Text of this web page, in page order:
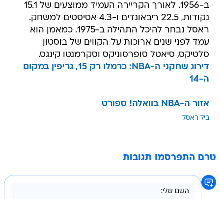
ב-1956. לאורך הקריירה העמיד ממוצעים של 15.1
נקודות, 22.5 ריבאונדים ו-4.3 אסיסטים למשחק.
ראסל נבחר להיכל התהילה ב-1975. כמאמן הוא
עמד לפני שנים ארוכות על הקווים של בוסטון
סלטיקס, סיאטל סופרסוניקס וסקרמנטו קינגס.
דירוג שחקני ה-NBA: כרמלו רק 15, גריפין במקום
ה-14
אזור ה-NBA בוואלה! ספורט
ביל ראסל
טרם התפרסמו תגובות